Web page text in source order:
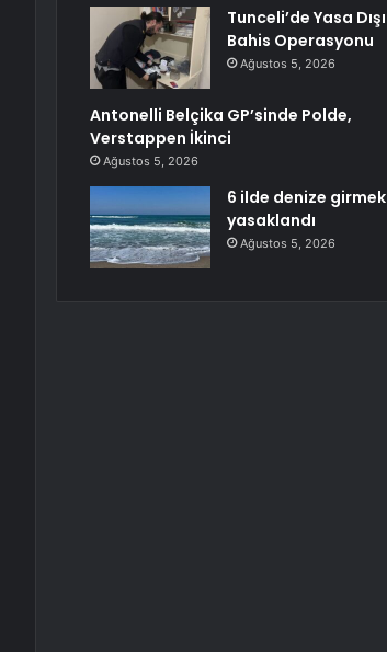
Tunceli’de Yasa Dışı
Bahis Operasyonu
Ağustos 5, 2026
Antonelli Belçika GP’sinde Polde,
Verstappen İkinci
Ağustos 5, 2026
6 ilde denize girmek
yasaklandı
Ağustos 5, 2026